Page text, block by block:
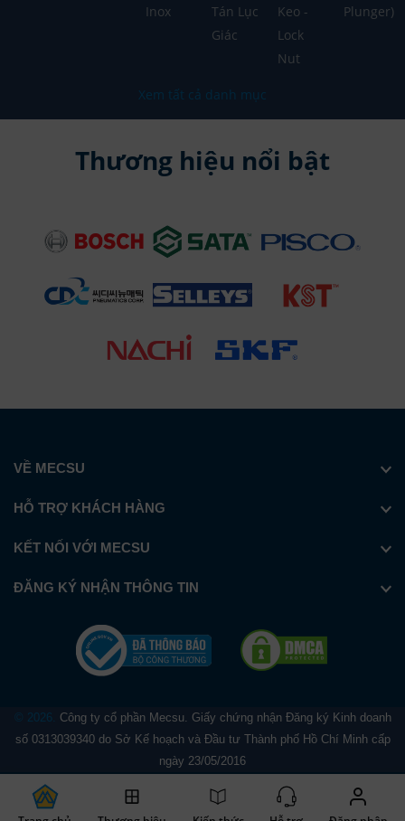
Inox
Tán Lục
Giác
Keo -
Lock
Nut
Plunger)
Xem tất cả danh mục
Thương hiệu nổi bật
VỀ MECSU
HỖ TRỢ KHÁCH HÀNG
KẾT NỐI VỚI MECSU
ĐĂNG KÝ NHẬN THÔNG TIN
© 2026.
Công ty cổ phần Mecsu. Giấy chứng nhận Đăng ký Kinh doanh
số 0313039340 do Sở Kế hoạch và Đầu tư Thành phố Hồ Chí Minh cấp
ngày 23/05/2016